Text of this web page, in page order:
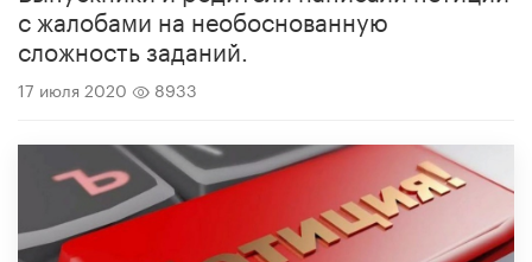
с жалобами на необоснованную
сложность заданий.
17 июля 2020 8933